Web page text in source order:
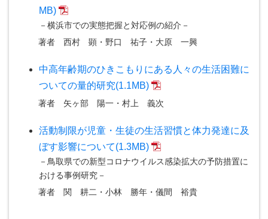
MB)
－横浜市での実態把握と対応例の紹介－
著者
西村 顕・野口 祐子・大原 一興
中高年齢期のひきこもりにある人々の生活困難に
ついての量的研究(1.1MB)
著者 矢ヶ部 陽一・村上 義次
活動制限が児童・生徒の生活習慣と体力発達に及
ぼす影響について(1.3MB)
－鳥取県での新型コロナウイルス感染拡大の予防措置に
おける事例研究－
著者
関 耕二・小林 勝年・儀間 裕貴